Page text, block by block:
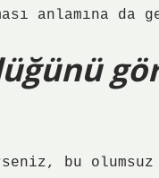
anlamına da
bu